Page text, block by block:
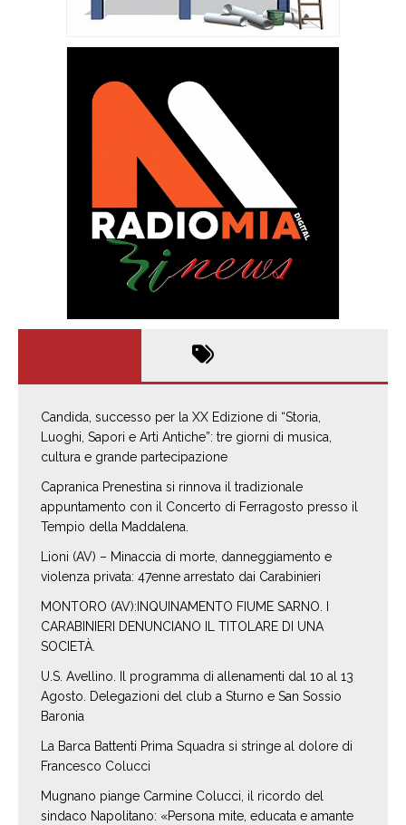
Candida, successo per la XX Edizione di “Storia,
Luoghi, Sapori e Arti Antiche”: tre giorni di musica,
cultura e grande partecipazione
Capranica Prenestina si rinnova il tradizionale
appuntamento con il Concerto di Ferragosto presso il
Tempio della Maddalena.
Lioni (AV) – Minaccia di morte, danneggiamento e
violenza privata: 47enne arrestato dai Carabinieri
MONTORO (AV):INQUINAMENTO FIUME SARNO. I
CARABINIERI DENUNCIANO IL TITOLARE DI UNA
SOCIETÀ.
U.S. Avellino. Il programma di allenamenti dal 10 al 13
Agosto. Delegazioni del club a Sturno e San Sossio
Baronia
La Barca Battenti Prima Squadra si stringe al dolore di
Francesco Colucci
Mugnano piange Carmine Colucci, il ricordo del
sindaco Napolitano: «Persona mite, educata e amante